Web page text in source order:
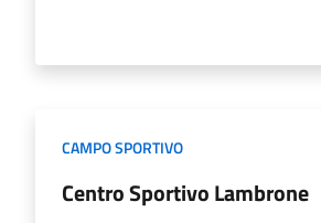
CAMPO SPORTIVO
Centro Sportivo Lambrone